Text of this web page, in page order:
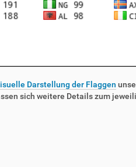
Darstellung der Flaggen
sich weitere Details zum